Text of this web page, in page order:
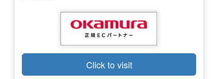
Click to visit